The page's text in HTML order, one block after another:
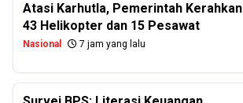
Atasi Karhutla, Pemerintah Kerahkan
43 Helikopter dan 15 Pesawat
Nasional 7 jam yang lalu